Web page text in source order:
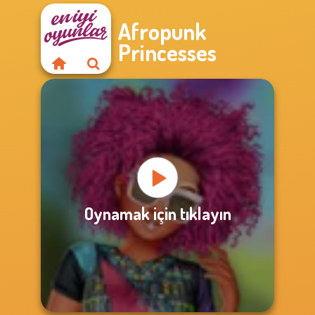
Afropunk
Princesses
Oynamak için tıklayın